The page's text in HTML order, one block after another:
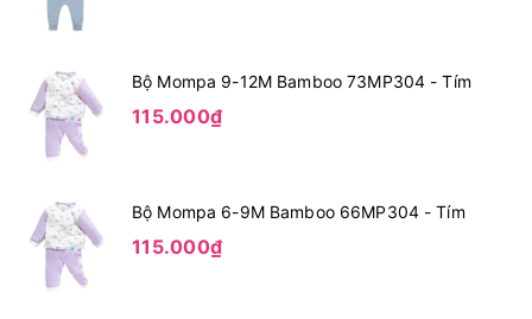
Bộ Mompa 9-12M Bamboo 73MP304 - Tím
115.000₫
Bộ Mompa 6-9M Bamboo 66MP304 - Tím
115.000₫